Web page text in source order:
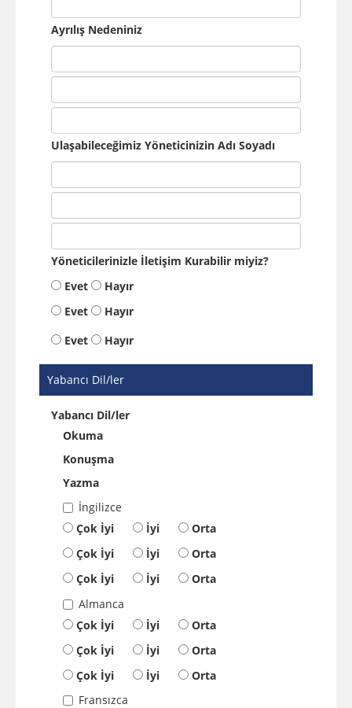
Ayrılış Nedeniniz
Ulaşabileceğimiz Yöneticinizin Adı Soyadı
Yöneticilerinizle İletişim Kurabilir miyiz?
Evet
Hayır
Evet
Hayır
Evet
Hayır
Yabancı Dil/ler
Yabancı Dil/ler
Okuma
Konuşma
Yazma
İngilizce
Çok İyi
İyi
Orta
Çok İyi
İyi
Orta
Çok İyi
İyi
Orta
Almanca
Çok İyi
İyi
Orta
Çok İyi
İyi
Orta
Çok İyi
İyi
Orta
Fransızca